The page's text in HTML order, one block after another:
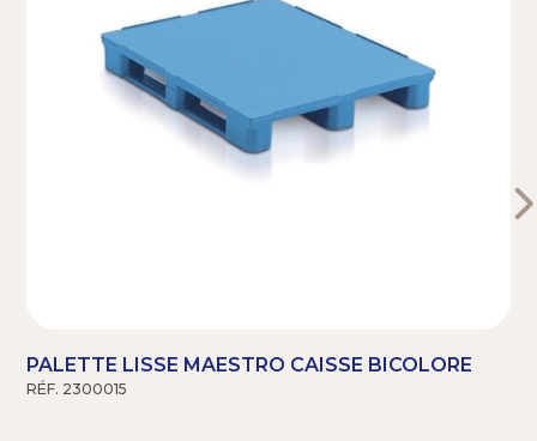
PALETTE LISSE MAESTRO CAISSE BICOLORE
RÉF. 2300015